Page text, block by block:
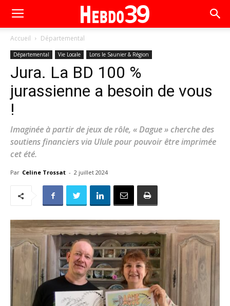
Accueil Départemental
Départemental Vie Locale Lons le Saunier & Région
Jura. La BD 100 %
jurassienne a besoin de vous
!
Imaginée à partir de jeux de rôle, « Dague » cherche des
soutiens financiers via Ulule pour pouvoir être imprimée
cet été.
Par Celine Trossat - 2 juillet 2024